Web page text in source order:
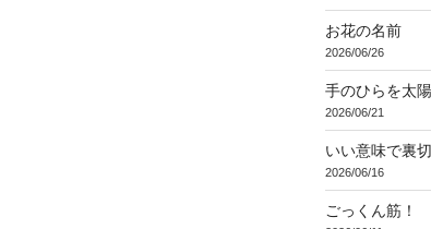
お花の名前
2026/06/26
手のひらを太
2026/06/21
いい意味で裏
2026/06/16
ごっくん筋！